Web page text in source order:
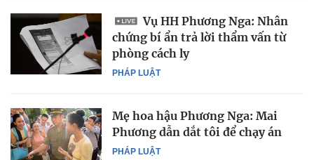
PHÁP LUẬT
Vụ HH Phương Nga: Nhân
chứng bí ẩn trả lời thẩm vấn từ
phòng cách ly
PHÁP LUẬT
Mẹ hoa hậu Phương Nga: Mai
Phương dẫn dắt tôi để chạy án